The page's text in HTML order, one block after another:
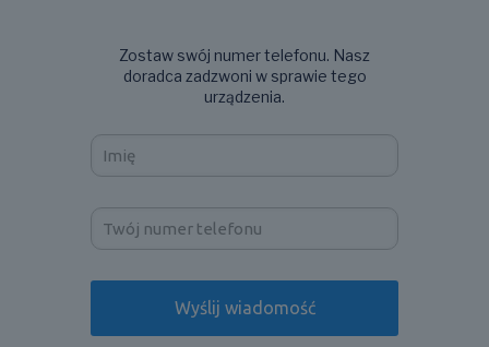
Zostaw swój numer telefonu. Nasz
doradca zadzwoni w sprawie tego
urządzenia.